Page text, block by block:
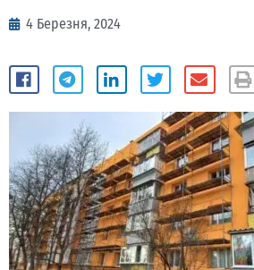
4 Березня, 2024